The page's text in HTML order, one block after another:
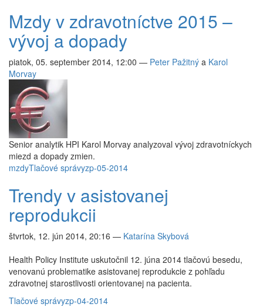
Mzdy v zdravotníctve 2015 –
vývoj a dopady
piatok, 05. september 2014, 12:00 — Peter Pažitný a Karol
Morvay
Senior analytik HPI Karol Morvay analyzoval vývoj zdravotníckych
miezd a dopady zmien.
mzdyTlačové správyzp-05-2014
Trendy v asistovanej
reprodukcii
štvrtok, 12. jún 2014, 20:16 — Katarína Skybová
Health Policy Institute uskutočnil 12. júna 2014 tlačovú besedu,
venovanú problematike asistovanej reprodukcie z pohľadu
zdravotnej starostlivosti orientovanej na pacienta.
Tlačové správyzp-04-2014